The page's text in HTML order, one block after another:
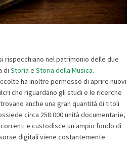
rispecchiano nel patrimonio delle due
di Storia e Storia della Musica.
ha inoltre permesso di aprire nuovi
che riguardano gli studi e le ricerche
anche una gran quantità di titoli
circa 258.000 unità documentarie,
e custodisce un ampio fondo di
digitali viene costantemente